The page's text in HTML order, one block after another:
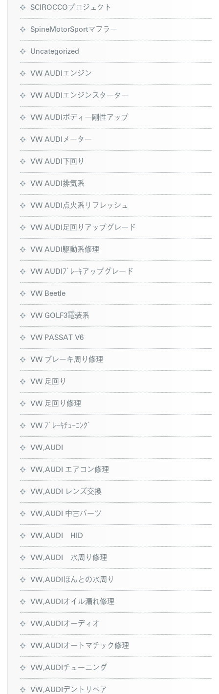
SCIROCCOプロジェクト
SpineMotorSportマフラー
Uncategorized
VW AUDIエンジン
VW AUDIエンジンスターター
VW AUDIボディー剛性アップ
VW AUDIメーター
VW AUDI下回り
VW AUDI排気系
VW AUDI点火系リフレッシュ
VW AUDI足回りアップグレード
VW AUDI駆動系修理
VW AUDIﾌﾞﾚｰｷアップグレード
VW Beetle
VW GOLF3電装系
VW PASSAT V6
VW ブレーキ周り修理
VW 足回り
VW 足回り修理
VW ﾌﾞﾚｰｷﾁｭｰﾆﾝｸﾞ
VW,AUDI
VW,AUDI エアコン修理
VW,AUDI レンズ交換
VW,AUDI 中古パーツ
VW,AUDI HID
VW,AUDI 水周り修理
VW,AUDIほんとの水周り
VW,AUDIオイル漏れ修理
VW,AUDIオーディオ
VW,AUDIオートマチック修理
VW,AUDIチューニング
VW,AUDIデントリペア